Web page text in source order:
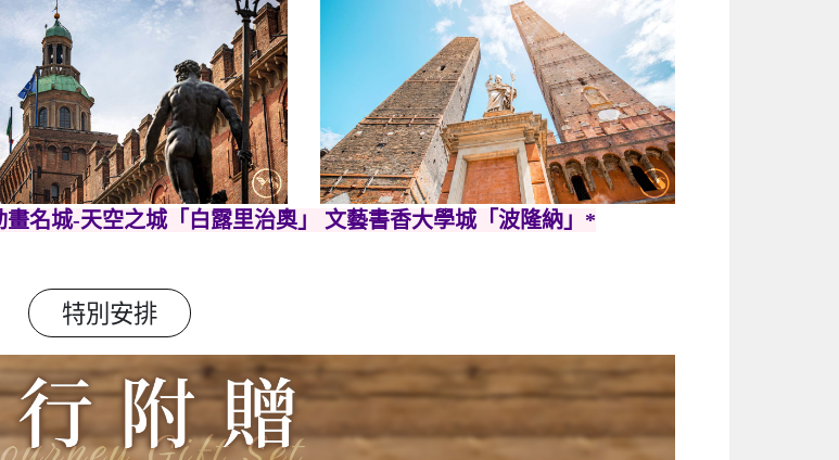
名城-天空之城「白露里治奧」 文藝書香大學城「波隆納」 *
特別安排